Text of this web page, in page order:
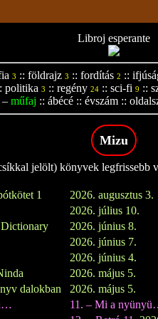
Libroj esperante
3 :: földrajz 3 :: fordítás 2 ::
politika 3 :: regény 24 :: sci-fi 9 ::
– műfaj :: ábécé :: évszám ::
Mizu
jelölt) könyvek legfrissebb
1
2026. augusztus 3.
2026. július 10.
2026. június 8.
2026. június 7.
2026. június 4.
2026. május 5.
dalokban
2026. május 5.
11. – Mi a